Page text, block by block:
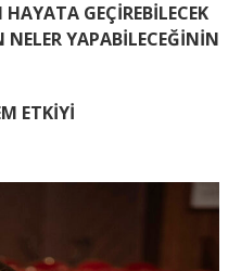
GEÇİREBİLECEK
YAPABİLECEĞİNİN
ETKİYİ